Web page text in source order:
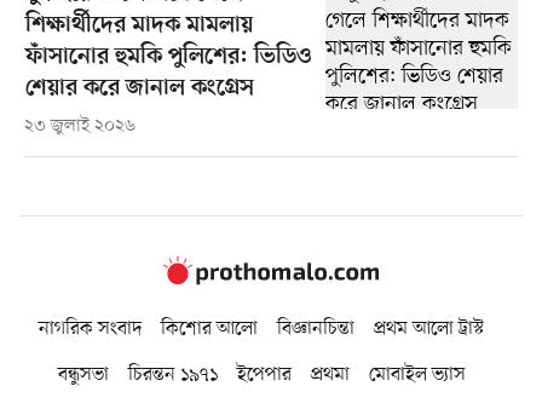
শিক্ষার্থীদের মাদক মামলায়
ফাঁসানোর হুমকি পুলিশের: ভিডিও
শেয়ার করে জানাল কংগ্রেস
২৩ জুলাই ২০২৬
নাগরিক সংবাদ কিশোর আলো বিজ্ঞানচিন্তা
প্রথম আলো ট্রাস্ট
বন্ধুসভা
চিরন্তন ১৯৭১ ইপেপার প্রথমা মোবাইল ভ্যাস